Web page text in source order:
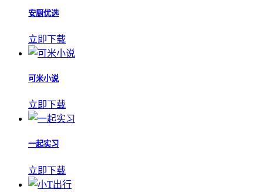
安厨优选
立即下载
可米小说
立即下载
一起实习
立即下载